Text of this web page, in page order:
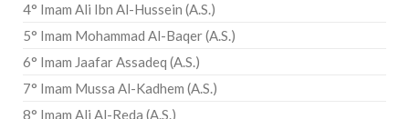
4° Imam Ali Ibn Al-Hussein (A.S.)
5° Imam Mohammad Al-Baqer (A.S.)
6° Imam Jaafar Assadeq (A.S.)
7° Imam Mussa Al-Kadhem (A.S.)
8° Imam Ali Al-Reda (A.S.)